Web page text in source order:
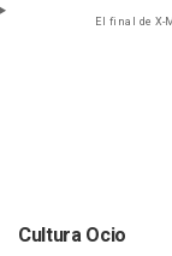
El final de X-
Cultura Ocio